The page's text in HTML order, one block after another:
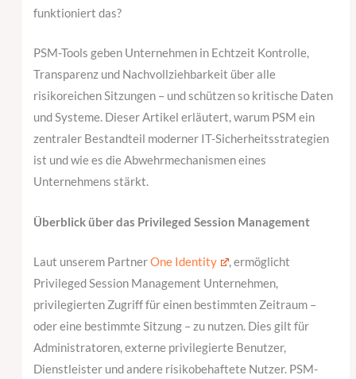
funktioniert das?
PSM-Tools geben Unternehmen in Echtzeit Kontrolle,
Transparenz und Nachvollziehbarkeit über alle
risikoreichen Sitzungen – und schützen so kritische Daten
und Systeme. Dieser Artikel erläutert, warum PSM ein
zentraler Bestandteil moderner IT-Sicherheitsstrategien
ist und wie es die Abwehrmechanismen eines
Unternehmens stärkt.
Überblick über das Privileged Session Management
Laut unserem PartnerOne Identity
, ermöglicht
Privileged Session Management Unternehmen,
privilegierten Zugriff für einen bestimmten Zeitraum –
oder eine bestimmte Sitzung – zu nutzen. Dies gilt für
Administratoren, externe privilegierte Benutzer,
Dienstleister und andere risikobehaftete Nutzer. PSM-